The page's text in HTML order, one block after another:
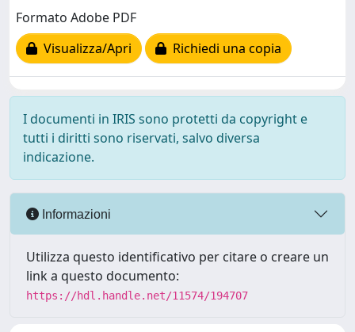
Formato Adobe PDF
Visualizza/Apri
Richiedi una copia
I documenti in IRIS sono protetti da copyright e
tutti i diritti sono riservati, salvo diversa
indicazione.
Informazioni
Utilizza questo identificativo per citare o creare un
link a questo documento:
https://hdl.handle.net/11574/194707